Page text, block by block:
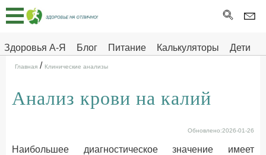
Здоровья А-Я Блог Питание Калькуляторы
Дети
Здоровье на отлично
Главная
Тесты
Про
ДЕТЯМ
Главная / Клинические анализы
Анализ крови на калий
Обновлено:2026-01-26
Наибольшее диагностическое значение имеет